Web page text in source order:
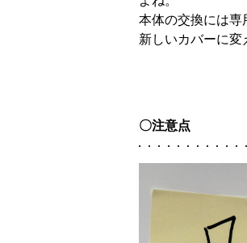
本体の交換には専
新しいカバーに変
〇注意点